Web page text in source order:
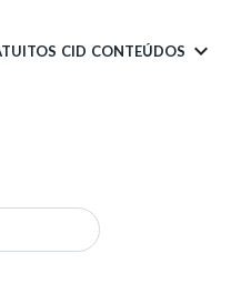
CID CONTEÚDOS